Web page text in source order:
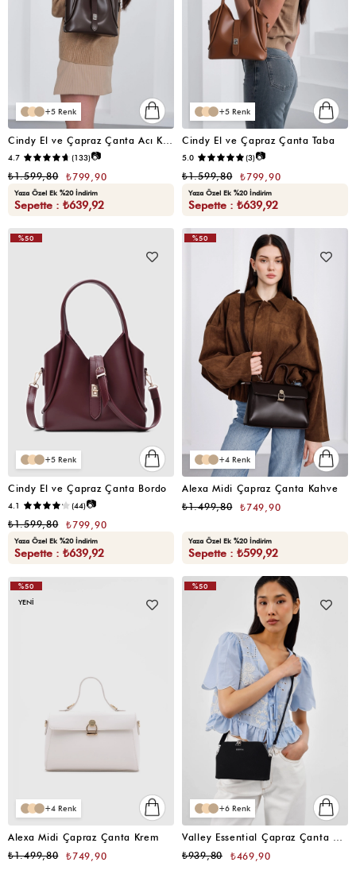
5
4.7 (133)📷
₺799,90
₺1.599,80
Yaza Özel Ek %20 İndirim
Sepette : ₺639,92
5
Cindy El ve Çapraz Çanta Taba
5.0 (3)📷
₺799,90
₺1.599,80
Yaza Özel Ek %20 İndirim
Sepette : ₺639,92
5
Cindy El ve Çapraz Çanta Bordo
4.1 (44)📷
₺799,90
₺1.599,80
Yaza Özel Ek %20 İndirim
Sepette : ₺639,92
%50
4
Alexa Midi Çapraz Çanta Kahve
₺749,90
₺1.499,80
Yaza Özel Ek %20 İndirim
Sepette : ₺599,92
%50
4
Alexa Midi Çapraz Çanta Krem
₺749,90
₺1.499,80
%50
YENI
6
₺469,90
₺939,80
%50